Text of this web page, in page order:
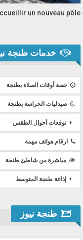
un nouveau pôle…
خدمات طنجة
حصة أوقات الصلاة بطنجة
صيدليات الحراسة بطنجة
توقعات أحوال الطقس
ارقام هواتف مهمة
مباشرة من شاطئ طنجة
إذاعة طنجة المتوسط
طنجة نيوز